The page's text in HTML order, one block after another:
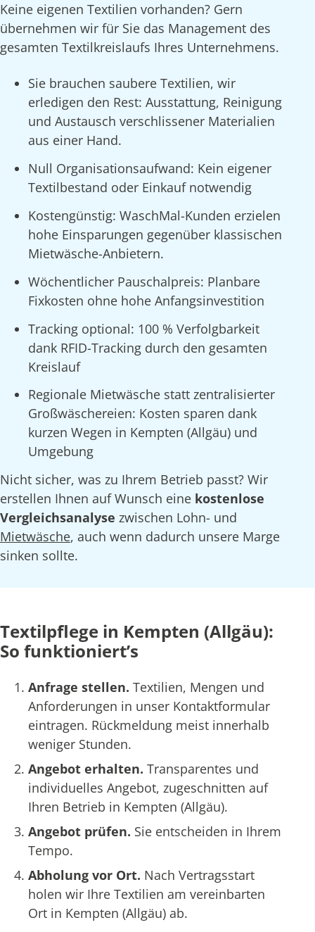
Keine eigenen Textilien vorhanden? Gern
übernehmen wir für Sie das Management des
gesamten Textilkreislaufs Ihres Unternehmens.
Sie brauchen saubere Textilien, wir
erledigen den Rest: Ausstattung, Reinigung
und Austausch verschlissener Materialien
aus einer Hand.
Null Organisationsaufwand: Kein eigener
Textilbestand oder Einkauf notwendig
Kostengünstig: WaschMal-Kunden erzielen
hohe Einsparungen gegenüber klassischen
Mietwäsche-Anbietern.
Wöchentlicher Pauschalpreis: Planbare
Fixkosten ohne hohe Anfangsinvestition
Tracking optional: 100 % Verfolgbarkeit
dank RFID-Tracking durch den gesamten
Kreislauf
Regionale Mietwäsche statt zentralisierter
Großwäschereien: Kosten sparen dank
kurzen Wegen in Kempten (Allgäu) und
Umgebung
Nicht sicher, was zu Ihrem Betrieb passt? Wir
erstellen Ihnen auf Wunsch eine kostenlose
Vergleichsanalyse zwischen Lohn- und
Mietwäsche, auch wenn dadurch unsere Marge
sinken sollte.
Textilpflege in Kempten (Allgäu):
So funktioniert’s
Anfrage stellen. Textilien, Mengen und
Anforderungen in unser Kontaktformular
eintragen. Rückmeldung meist innerhalb
weniger Stunden.
Angebot erhalten. Transparentes und
individuelles Angebot, zugeschnitten auf
Ihren Betrieb in Kempten (Allgäu).
Angebot prüfen. Sie entscheiden in Ihrem
Tempo.
Abholung vor Ort. Nach Vertragsstart
holen wir Ihre Textilien am vereinbarten
Ort in Kempten (Allgäu) ab.